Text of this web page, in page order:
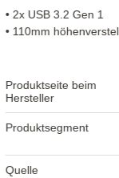
• 2x USB 3.2 Gen 1
• 110mm
Produktseite beim
Hersteller
Produktsegment
Quelle